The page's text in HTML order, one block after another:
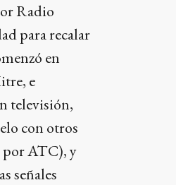
Radio
para recalar
en
e
televisión,
con otros
por ATC), y
señales